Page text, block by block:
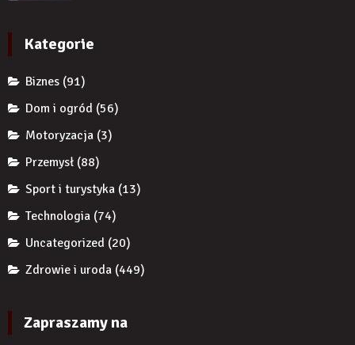
Kategorie
Biznes (91)
Dom i ogród (56)
Motoryzacja (3)
Przemysł (88)
Sport i turystyka (13)
Technologia (74)
Uncategorized (20)
Zdrowie i uroda (449)
Zapraszamy na